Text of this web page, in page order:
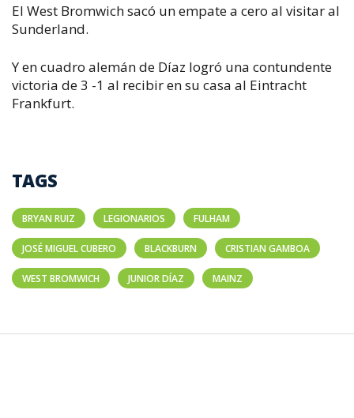
El West Bromwich sacó un empate a cero al visitar al
Sunderland.
Y en cuadro alemán de Díaz logró una contundente
victoria de 3 -1 al recibir en su casa al Eintracht
Frankfurt.
TAGS
BRYAN RUIZ LEGIONARIOS FULHAM
JOSÉ MIGUEL CUBERO BLACKBURN CRISTIAN GAMBOA
WEST BROMWICH JUNIOR DÍAZ MAINZ